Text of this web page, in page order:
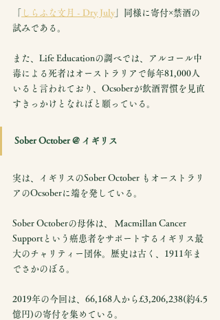
しらふな文月 - Dry July 」同様に寄付×禁酒の
試みである。
また、Life Educationの調べでは、アルコール中
毒による死者はオーストラリアで毎年81,000人
いると言われており、Ocsoberが飲酒習慣を見直
すきっかけとなればと願っている。
Sober October @ イギリス
実は、イギリスのSober October もオーストラリ
アのOcsoberに端を発している。
Sober Octoberの母体は、 Macmillan Cancer
Supportという癌患者をサポートするイギリス最
大のチャリティー団体。歴史は古く、1911年ま
でさかのぼる。
2019年の今回は、66,168人から£3,206,238(約4.5
憶円)の寄付を集めている。